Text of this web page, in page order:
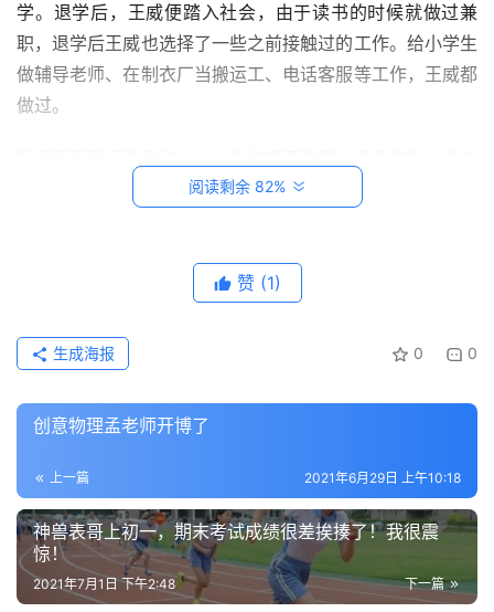
创
意
悟
理
笔
的
作
品
教
登录
学。退学后，王威便踏入社会，由于读书的时候就做过兼
职，退学后王威也选择了一些之前接触过的工作。给小学生
做辅导老师、在制衣厂当搬运工、电话客服等工作，王威都
做过。
师来讲，我来分析分析看看是不是这样的情况！
好，智商非常高，所以，你说你也想复制这个故事，先看看
你目前能不能考入班级前五名再说！别画虎不成反类犬！从
襄阳来到北京后，来到大都市，脱离了高中的学习环境，脱
离了军事化管理，到处是自己的自由时间，加上之前一直全
间，好像来到大学后无所适从了，别不信，很多孩子刚上大
退学了！经过社会的毒打，痛定思痛还是决议要从头来过，
不得不说这是一个非常励志的故事，而且取得了623分的好
成绩，让众多学子汗颜啊！
从这个故事里我们能得出什么？人类从历史中吸取的唯一教
阅读剩余 82%
赞 (1)
0 0
生成海报
创意物理孟老师开博了
上一篇 2021年6月29日 上午10:18
神兽表哥上初一，期末考试成绩很差挨揍了！我很震
惊！
下一篇
2021年7月1日 下午2:48